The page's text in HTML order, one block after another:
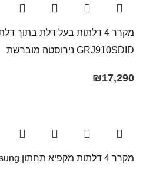
GRJ910SDID נירוסטה מוברשת
₪17,290